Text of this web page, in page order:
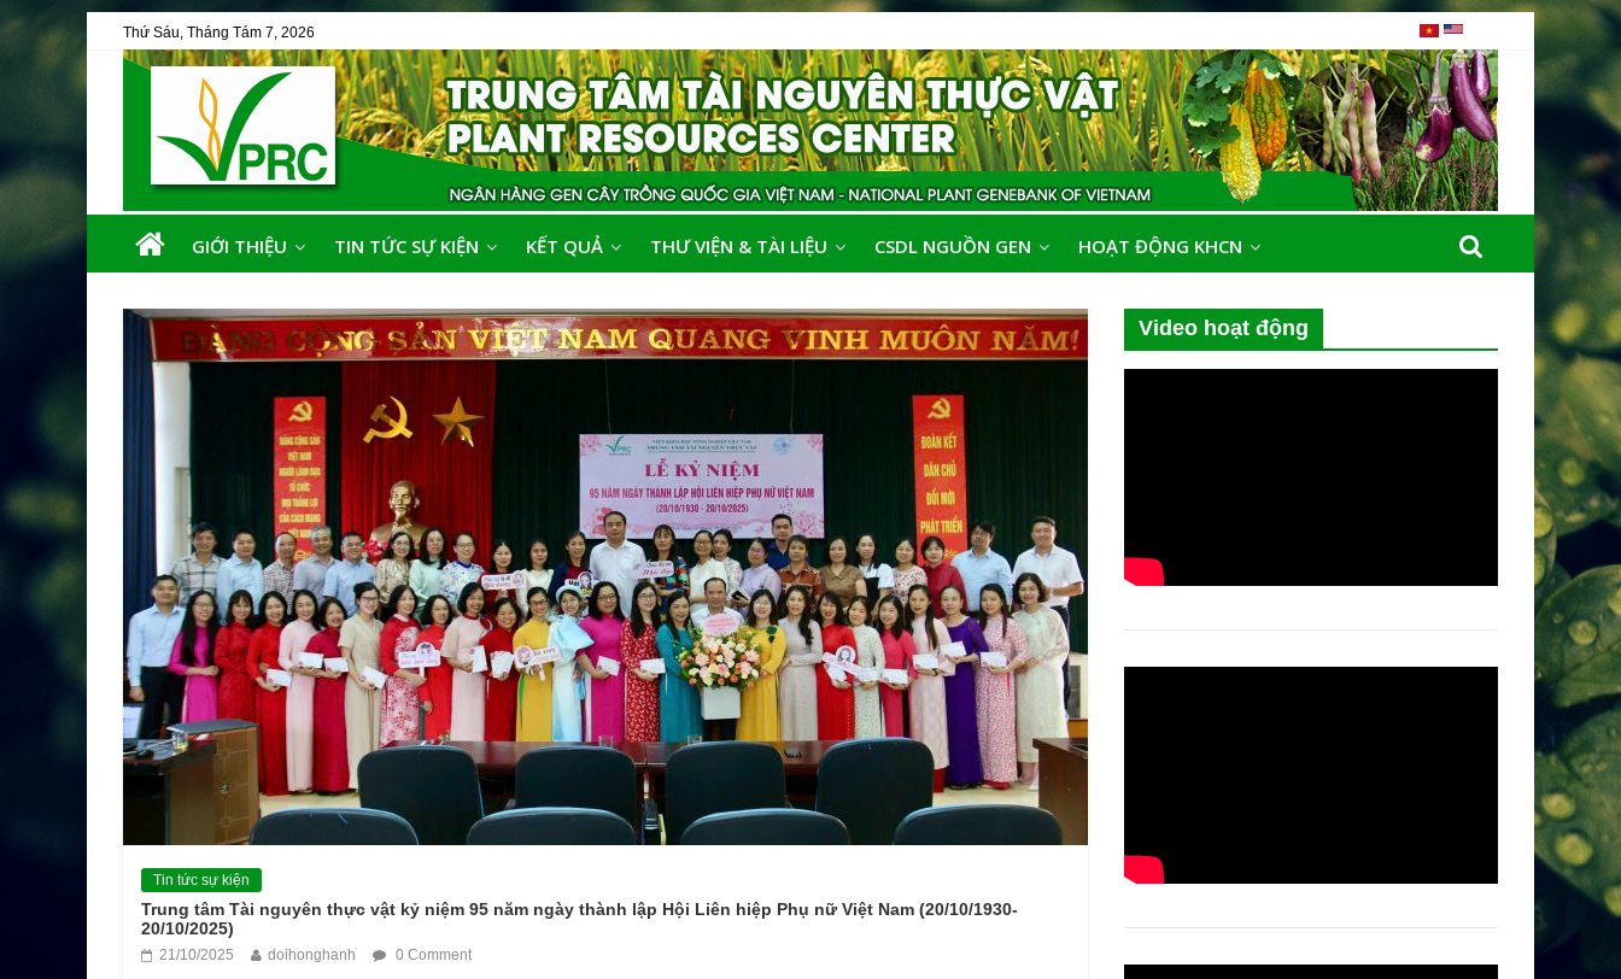
Thứ Sáu, Tháng Tám 7, 2026
GIỚI THIỆU TIN TỨC SỰ KIỆN KẾT QUẢ THƯ VIỆN & TÀI LIỆU CSDL NGUỒN GEN HOẠT ĐỘNG KHCN
Tin tức sự kiện
Trung tâm Tài nguyên thực vật kỷ niệm 95 năm ngày thành lập Hội Liên hiệp Phụ nữ Việt Nam (20/10/1930-
20/10/2025)
21/10/2025 doihonghanh 0 Comment
Video hoạt động